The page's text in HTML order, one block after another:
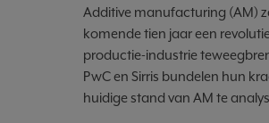
Additive manufacturing (AM)
komende tien jaar een
productie-industrie
PwC en Sirris bundelen hun
huidige stand van AM te